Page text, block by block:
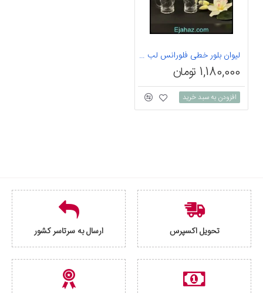
لیوان بلور خطی فلورانس لب طلا
1,180,000 تومان
افزودن به سبد خرید
تحویل اکسپرس ارسال به سرتاسر کشور